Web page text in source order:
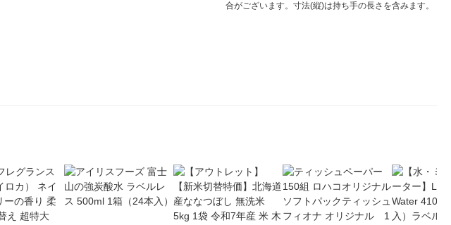
合がございます。寸法(縦)は持ち手の長さを含みます。